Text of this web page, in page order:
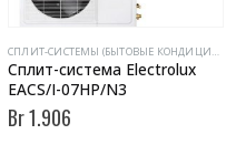
CПЛИТ-СИСТЕМЫ (БЫТОВЫЕ КОНДИЦИОНЕРЫ)
Сплит-система Electrolux
EACS/I-07HP/N3
Br1.906